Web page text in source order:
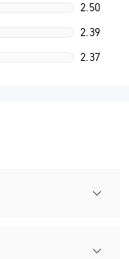
2.50
2.39
2.37